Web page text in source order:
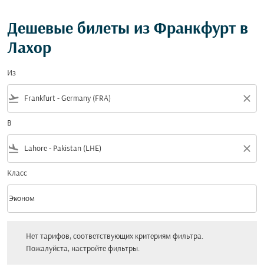
Дешевые билеты из Франкфурт в
Лахор
Из
flight_takeoff close
В
flight_land close
Класс
Класс option Эконом Selected
Эконом
keyboard_arrow_down
Нет тарифов, соответствующих критериям фильтра.
Пожалуйста, настройте фильтры.